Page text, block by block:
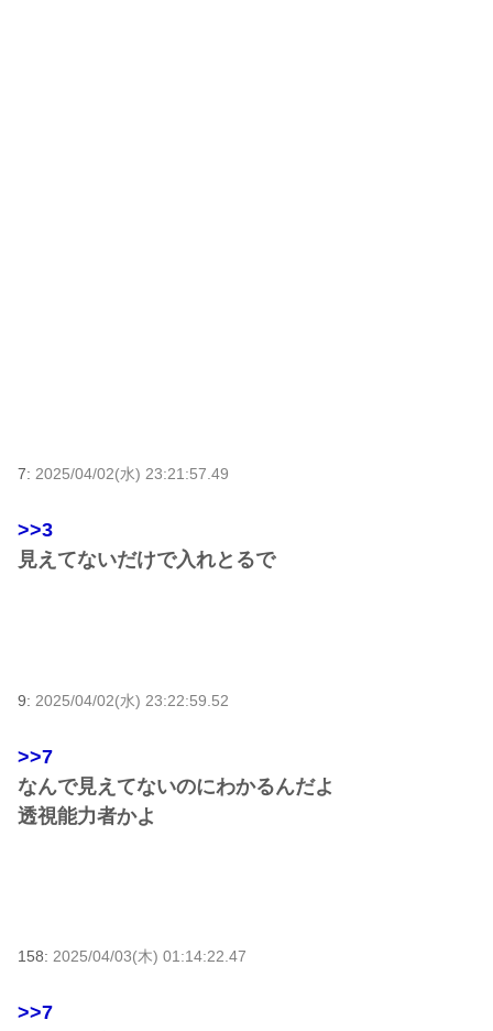
7: 2025/04/02(水) 23:21:57.49
>>3
見えてないだけで入れとるで
9: 2025/04/02(水) 23:22:59.52
>>7
なんで見えてないのにわかるんだよ
透視能力者かよ
158: 2025/04/03(木) 01:14:22.47
>>7